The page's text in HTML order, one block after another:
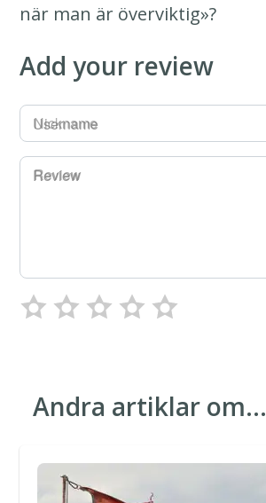
när man är överviktig»?
Add your review
Username
Review
Andra artiklar om…